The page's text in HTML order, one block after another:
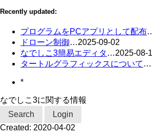
Recently updated:
プログラムをPCアプリとして配布
ドローン制御…2025-09-02
なでしこ3簡易エディタ …2025-08-
タートルグラフィックスについて …
*
なでしこ3に関する情報
Search
Login
Created: 2020-04-02